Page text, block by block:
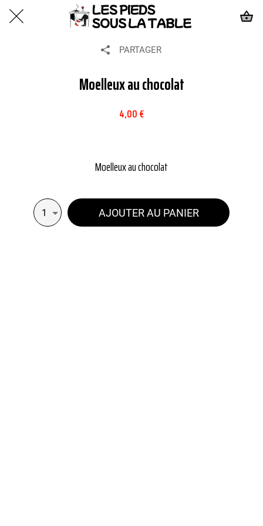
PARTAGER
Moelleux au chocolat
4,00 €
Moelleux au chocolat
1 AJOUTER AU PANIER